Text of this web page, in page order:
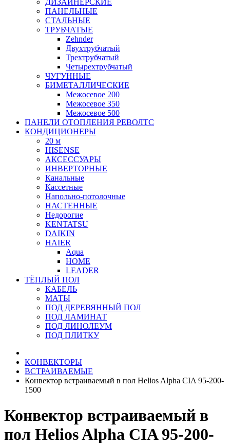
ДИЗАЙНЕРСКИЕ
ПАНЕЛЬНЫЕ
СТАЛЬНЫЕ
ТРУБЧАТЫЕ
Zehnder
Двухтрубчатый
Трехтрубчатый
Четырехтрубчатый
ЧУГУННЫЕ
БИМЕТАЛЛИЧЕСКИЕ
Межосевое 200
Межосевое 350
Межосевое 500
ПАНЕЛИ ОТОПЛЕНИЯ РЕВОЛТС
КОНДИЦИОНЕРЫ
20 м
HISENSE
АКСЕССУАРЫ
ИНВЕРТОРНЫЕ
Канальные
Кассетные
Напольно-потолочные
НАСТЕННЫЕ
Недорогие
KENTATSU
DAIKIN
HAIER
Aqua
HOME
LEADER
ТЁПЛЫЙ ПОЛ
КАБЕЛЬ
МАТЫ
ПОД ДЕРЕВЯННЫЙ ПОЛ
ПОД ЛАМИНАТ
ПОД ЛИНОЛЕУМ
ПОД ПЛИТКУ
КОНВЕКТОРЫ
ВСТРАИВАЕМЫЕ
Конвектор встраиваемый в пол Helios Alpha CIA 95-200-
1500
Конвектор встраиваемый в
пол Helios Alpha CIA 95-200-